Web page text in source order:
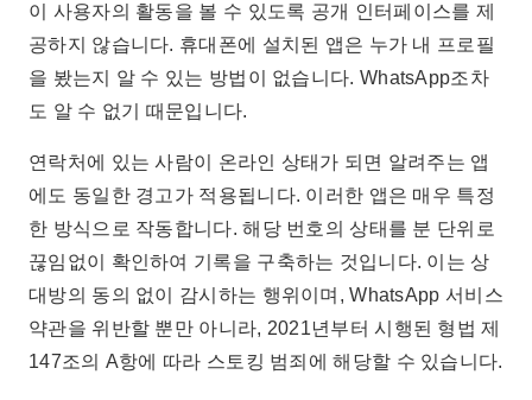
이 사용자의 활동을 볼 수 있도록 공개 인터페이스를 제
공하지 않습니다. 휴대폰에 설치된 앱은 누가 내 프로필
을 봤는지 알 수 있는 방법이 없습니다. WhatsApp조차
도 알 수 없기 때문입니다.
연락처에 있는 사람이 온라인 상태가 되면 알려주는 앱
에도 동일한 경고가 적용됩니다. 이러한 앱은 매우 특정
한 방식으로 작동합니다. 해당 번호의 상태를 분 단위로
끊임없이 확인하여 기록을 구축하는 것입니다. 이는 상
대방의 동의 없이 감시하는 행위이며, WhatsApp 서비스
약관을 위반할 뿐만 아니라, 2021년부터 시행된 형법 제
147조의 A항에 따라 스토킹 범죄에 해당할 수 있습니다.